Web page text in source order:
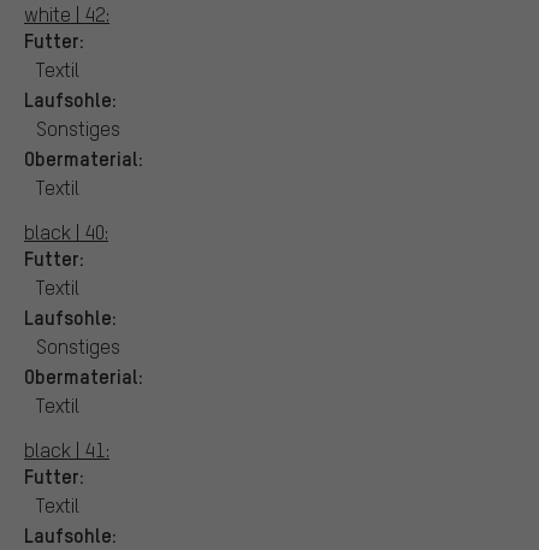
white | 42:
Futter:
Textil
Laufsohle:
Sonstiges
Obermaterial:
Textil
black | 40:
Futter:
Textil
Laufsohle:
Sonstiges
Obermaterial:
Textil
black | 41:
Futter:
Textil
Laufsohle: